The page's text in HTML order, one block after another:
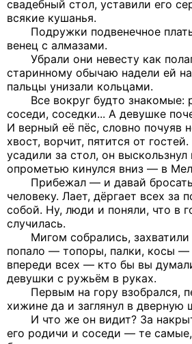
свадебный стол, уставили его
всякие кушанья.
Подружки подвенечное
венец с алмазами.
Убрали они невесту как
старинному обычаю надели ей
пальцы унизали кольцами.
Все вокруг будто знакомые:
соседи, соседки... А девушке
И верный её пёс, словно почуяв
хвост, ворчит, пятится от
усадили за стол, он
опрометью кинулся вниз — в
Прибежал — и давай
человеку. Лает, дёргает всех за
собой. Ну, люди и поняли, что в
случилась.
Мигом собрались, захватили
попало — топоры, палки, косы
впереди всех — кто бы вы
девушки с ружьём в руках.
Первым на гору взобрался,
хижине да и заглянул в дверную
И что же он видит? За
его родичи и соседи — те